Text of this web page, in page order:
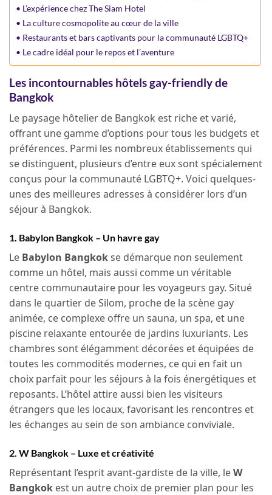
L’expérience chez The Siam Hotel
La culture cosmopolite au cœur de la ville
Restaurants et bars captivants pour la communauté LGBTQ+
Le cadre idéal pour le repos et l’aventure
Les incontournables hôtels gay-friendly de
Bangkok
Le paysage hôtelier de Bangkok est riche et varié,
offrant une gamme d’options pour tous les budgets et
préférences. Parmi les nombreux établissements qui
se distinguent, plusieurs d’entre eux sont spécialement
conçus pour la communauté LGBTQ+. Voici quelques-
unes des meilleures adresses à considérer lors d’un
séjour à Bangkok.
1. Babylon Bangkok – Un havre gay
Le Babylon Bangkokse démarque non seulement
comme un hôtel, mais aussi comme un véritable
centre communautaire pour les voyageurs gay. Situé
dans le quartier de Silom, proche de la scène gay
animée, ce complexe offre un sauna, un spa, et une
piscine relaxante entourée de jardins luxuriants. Les
chambres sont élégamment décorées et équipées de
toutes les commodités modernes, ce qui en fait un
choix parfait pour les séjours à la fois énergétiques et
reposants. L’hôtel attire aussi bien les visiteurs
étrangers que les locaux, favorisant les rencontres et
les échanges au sein de son ambiance conviviale.
2. W Bangkok – Luxe et créativité
Représentant l’esprit avant-gardiste de la ville, leW
Bangkok est un autre choix de premier plan pour les